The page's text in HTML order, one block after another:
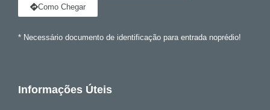
Como Chegar
* Necessário documento de identificação para entrada noprédio!
Informações Úteis